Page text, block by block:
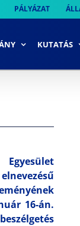
PÁLYÁZAT
KUTATÁS
16-án.